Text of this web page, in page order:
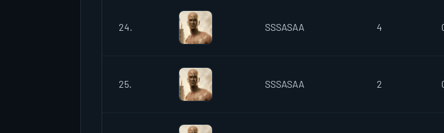
24. SSSASAA 4
25. SSSASAA 2